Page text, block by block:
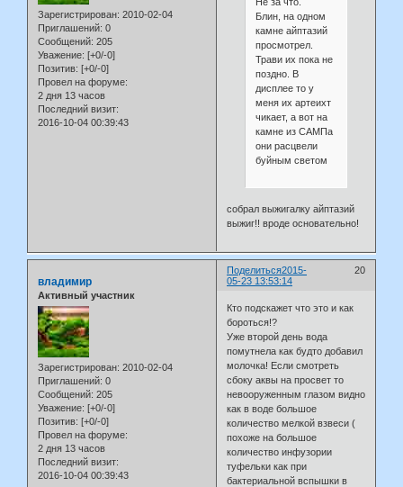
Зарегистрирован: 2010-02-04
Приглашений: 0
Сообщений: 205
Уважение: [+0/-0]
Позитив: [+0/-0]
Провел на форуме:
2 дня 13 часов
Последний визит:
2016-10-04 00:39:43
Блин, на одном
камне айптазий
просмотрел.
Трави их пока не
поздно. В
дисплее то у
меня их артеихт
чикает, а вот на
камне из САМПа
они расцвели
буйным светом
собрал выжигалку айптазий
выжиг!! вроде основательно!
Поделиться 20
2015-
05-23 13:53:14
владимир
Активный участник
Зарегистрирован: 2010-02-04
Приглашений: 0
Сообщений: 205
Уважение: [+0/-0]
Позитив: [+0/-0]
Провел на форуме:
2 дня 13 часов
Последний визит:
2016-10-04 00:39:43
Кто подскажет что это и как
бороться!?
Уже второй день вода
помутнела как будто добавил
молочка! Если смотреть
сбоку аквы на просвет то
невооруженным глазом видно
как в воде большое
количество мелкой взвеси (
похоже на большое
количество инфузории
туфельки как при
бактериальной вспышки в